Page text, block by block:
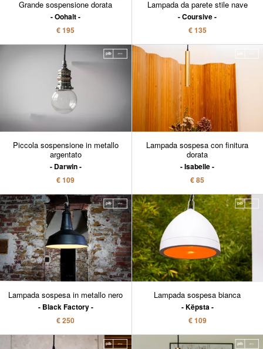
Grande sospensione dorata
Oohalt
€ 195
Lampada da parete stile nave
Coursive
€ 135
Piccola sospensione in metallo
argentato
Darwin
€ 109
Lampada sospesa con finitura
dorata
Isabelle
€ 85
Lampada sospesa in metallo nero
Black Factory
€ 250
Lampada sospesa bianca
Këpsta
€ 109